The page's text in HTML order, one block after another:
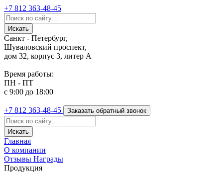
+7 812 363-48-45
Санкт - Петербург,
Шуваловский проспект,
дом 32, корпус 3, литер А
Время работы:
ПН - ПТ
с 9:00 до 18:00
+7 812 363-48-45 Заказать обратный звонок
Главная
О компании
Отзывы Награды
Продукция